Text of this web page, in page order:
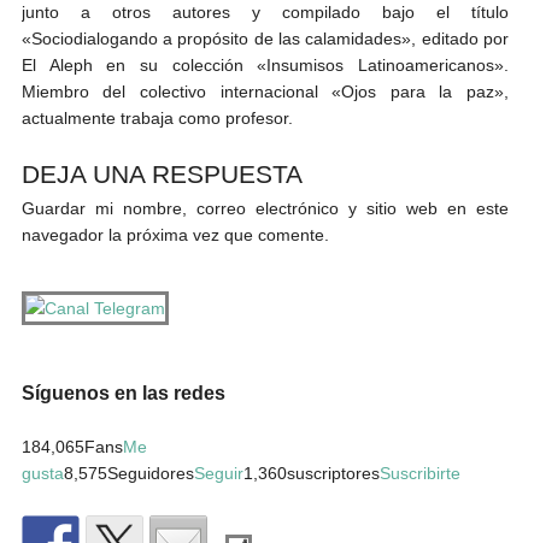
junto a otros autores y compilado bajo el título
«Sociodialogando a propósito de las calamidades», editado por
El Aleph en su colección «Insumisos Latinoamericanos».
Miembro del colectivo internacional «Ojos para la paz»,
actualmente trabaja como profesor.
DEJA UNA RESPUESTA
Guardar mi nombre, correo electrónico y sitio web en este
navegador la próxima vez que comente.
Síguenos en las redes
184,065FansMe
gusta8,575SeguidoresSeguir1,360suscriptoresSuscribirte